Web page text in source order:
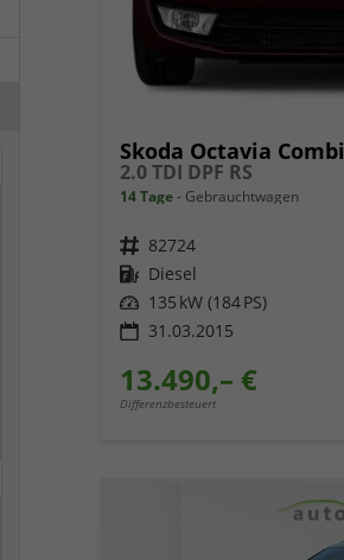
Skoda Octavia Combi
2.0 TDI DPF RS
14 Tage Gebrauchtwagen
Fahrzeugnr. 82724
Kraftstoff Diesel
Leistung 135 kW (184 PS)
31.03.2015
13.490,– €
Differenzbesteuert